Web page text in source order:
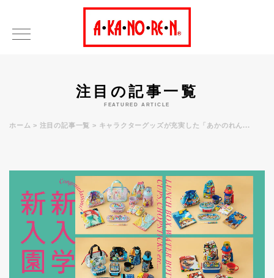
注目の記事一覧
FEATURED ARTICLE
ホーム 注目の記事一覧 キャラクターグッズが充実した「あかのれん...